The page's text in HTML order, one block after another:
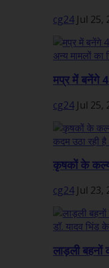
cg24 Jul 25,
मप्र में बनेंगे
cg24 Jul 25,
कृषकों के
cg24 Jul 23,
लाड़ली बहनों